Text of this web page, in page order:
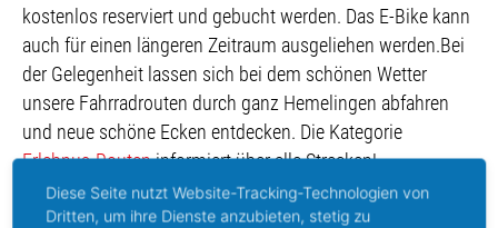
kostenlos reserviert und gebucht werden. Das E-Bike kann
auch für einen längeren Zeitraum ausgeliehen werden.Bei
der Gelegenheit lassen sich bei dem schönen Wetter
unsere Fahrradrouten durch ganz Hemelingen abfahren
und neue schöne Ecken entdecken. Die Kategorie
Erlebnus-Routeninformiert über alle Strecken!
Diese Seite nutzt Website-Tracking-Technologien von
Dritten, um ihre Dienste anzubieten, stetig zu